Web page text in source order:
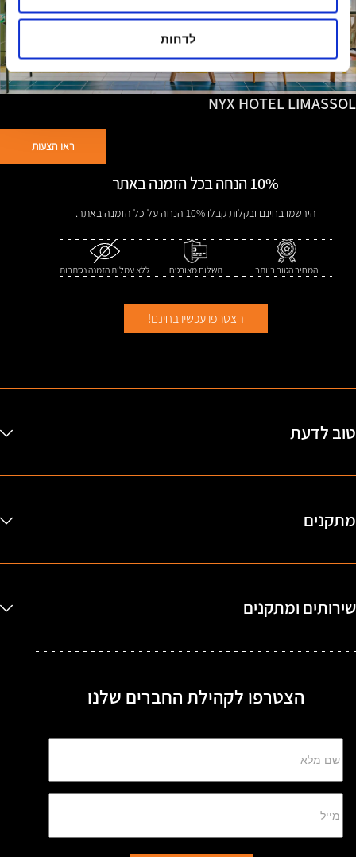
לדחות
NYX HOTEL LIMASSOL
ראו הצעות
10%הנחה בכל הזמנה באתר
הירשמו בחינם ובקלות קבלו 10% הנחה על כל הזמנה באתר.
המחיר הטוב ביותר תשלום מאובטח ללא עמלות הזמנה נסתרות
הצטרפו עכשיו בחינם!
טוב לדעת
מתקנים
שירותים ומתקנים
הצטרפו לקהילת החברים שלנו